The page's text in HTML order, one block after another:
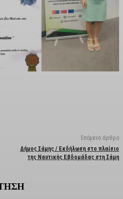
Επόμενο άρθρο
Δήμος Σάμης / Εκδήλωση στο πλαίσιο
της Ναυτικής Εβδομάδας στη Σάμη